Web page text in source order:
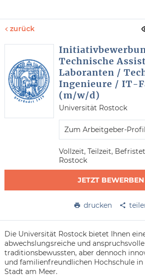
zurück
Technische
Laboranten /
Ingenieure / IT-
(m/w/d)
Universität Rostock
Zum Arbeitgeber-Profil
Vollzeit, Teilzeit,
Rostock
JETZT BEWERBEN
drucken
Die Universität Rostock bietet Ihnen
abwechslungsreiche und
traditionsbewussten, aber dennoch
und familienfreundlichen Hochschule
Stadt am Meer.